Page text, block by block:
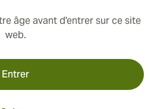
âge avant d'entrer sur ce site
web.
Entrer
Aromatica
Löwenstrasse
Switzerland